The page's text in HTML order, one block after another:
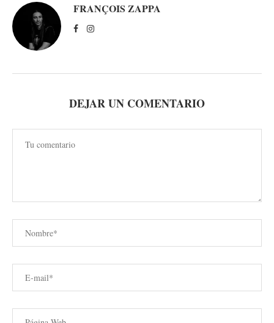
FRANÇOIS ZAPPA
DEJAR UN COMENTARIO